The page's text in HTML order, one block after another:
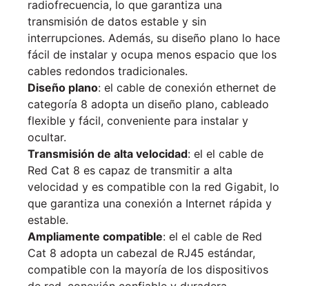
radiofrecuencia, lo que garantiza una
transmisión de datos estable y sin
interrupciones. Además, su diseño plano lo hace
fácil de instalar y ocupa menos espacio que los
cables redondos tradicionales.
Diseño plano: el cable de conexión ethernet de
categoría 8 adopta un diseño plano, cableado
flexible y fácil, conveniente para instalar y
ocultar.
Transmisión de alta velocidad: el el cable de
Red Cat 8 es capaz de transmitir a alta
velocidad y es compatible con la red Gigabit, lo
que garantiza una conexión a Internet rápida y
estable.
Ampliamente compatible: el el cable de Red
Cat 8 adopta un cabezal de RJ45 estándar,
compatible con la mayoría de los dispositivos